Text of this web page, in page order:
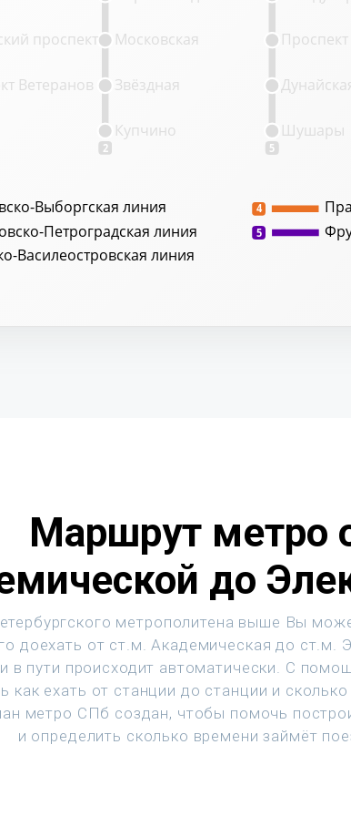
Выборгская линия
Петроградская линия
Василеостровская линия
4
5
2 5
Ветеранов
проспект
Купчино
Звёздная
Московская
Шушары
Маршрут метро
до
метрополитена выше Вы
доехать от ст.м. Академическая до ст.м.
в пути происходит автоматически. С
как ехать от станции до станции и
метро СПб создан, чтобы помочь
и определить сколько времени займёт